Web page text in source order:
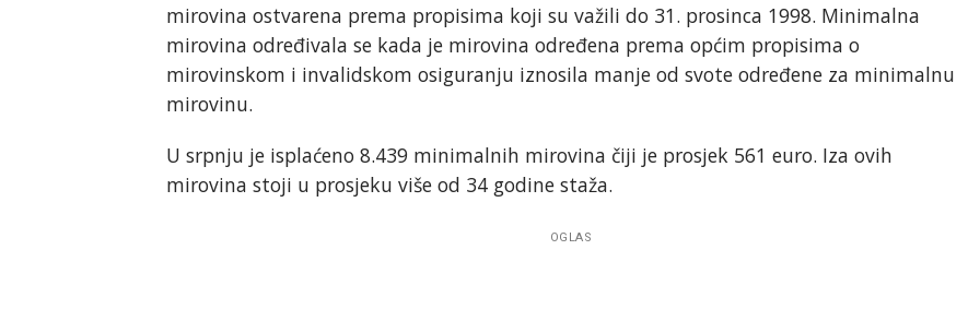
mirovina ostvarena prema propisima koji su važili do 31. prosinca 1998. Minimalna
mirovina određivala se kada je mirovina određena prema općim propisima o
mirovinskom i invalidskom osiguranju iznosila manje od svote određene za minimalnu
mirovinu.
U srpnju je isplaćeno 8.439 minimalnih mirovina čiji je prosjek 561 euro. Iza ovih
mirovina stoji u prosjeku više od 34 godine staža.
OGLAS